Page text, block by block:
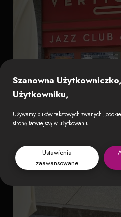
Szanowna
Użytkowniku,
Używamy plików tekstowych zwanych
stronę łatwiejszą w użytkowaniu.
Ustawienia
zaawansowane